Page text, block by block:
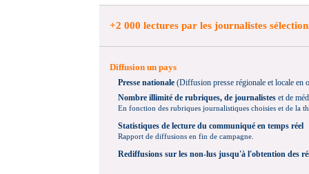
+2 000 lectures par les journalistes
Diffusion un pays
Presse nationale (Diffusion presse régionale et locale en
Nombre illimité de rubriques, de journalistes et de
En fonction des rubriques journalistiques choisies et de la
Statistiques de lecture du communiqué en temps réel
Rapport de diffusions en fin de campagne.
Rediffusions sur les non-lus jusqu'à l'obtention des